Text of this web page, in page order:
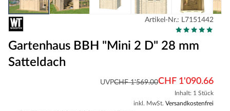
Artikel-Nr.: L7151442
Gartenhaus BBH "Mini 2 D" 28 mm
Satteldach
UVPCHF 1'569.00CHF 1'090.66
Inhalt: 1 Stück
inkl. MwSt. Versandkostenfrei